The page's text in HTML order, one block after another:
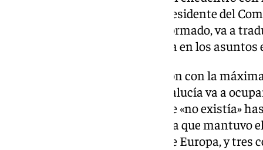
Europea ya en calidad de vicepresidente del
(CDR), cuyo cargo, según ha informado, va a
mayor «influencia» de Andalucía en los asuntos
Moreno ha valorado esta reunión con la
una muestra del papel que Andalucía va a
instituciones europeas, algo que «no existía»
ya se pudo ver reflejado en la cita que
actual presidente del Consejo de Europa, y